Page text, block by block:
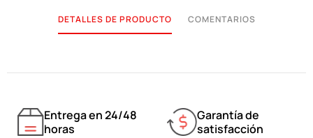
DETALLES DE PRODUCTO COMENTARIOS
Entrega en 24/48
horas
Garantía de
satisfacción